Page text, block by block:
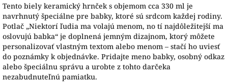
Tento biely keramický hrnček s objemom cca 330 ml je
navrhnutý špeciálne pre babky, ktoré sú srdcom každej rodiny.
Potlač „Niektorí ľudia ma volajú menom, no tí najdôležitejší ma
oslovujú babka“ je doplnená jemným dizajnom, ktorý môžete
personalizovať vlastným textom alebo menom – stačí ho uviesť
do poznámky k objednávke. Pridajte meno babky, osobný odkaz
alebo špeciálnu správu a urobte z tohto darčeka
nezabudnuteľnú pamiatku.